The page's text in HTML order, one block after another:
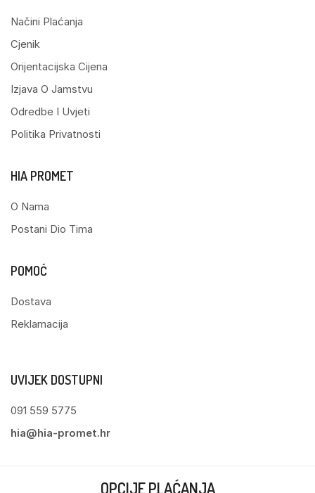
Načini Plaćanja
Cjenik
Orijentacijska Cijena
Izjava O Jamstvu
Odredbe I Uvjeti
Politika Privatnosti
HIA PROMET
O Nama
Postani Dio Tima
POMOĆ
Dostava
Reklamacija
UVIJEK DOSTUPNI
091 559 5775
hia@hia-promet.hr
OPCIJE PLAĆANJA